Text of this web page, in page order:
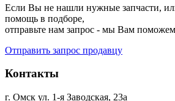
Если Вы не нашли нужные запчасти,
помощь в подборе,
отправьте нам запрос - мы Вам поможем
Отправить запрос продавцу
Контакты
г. Омск ул. 1-я Заводская, 23а